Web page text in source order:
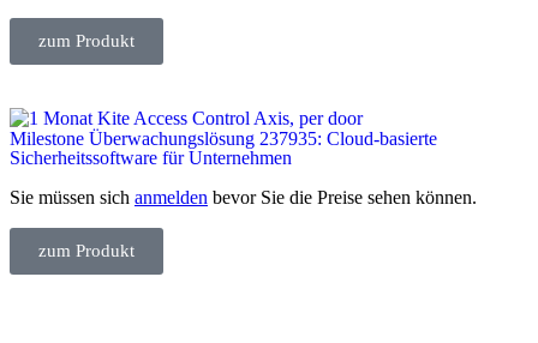
zum Produkt
Milestone Überwachungslösung 237935: Cloud-basierte
Sicherheitssoftware für Unternehmen
Sie müssen sich anmelden bevor Sie die Preise sehen können.
zum Produkt